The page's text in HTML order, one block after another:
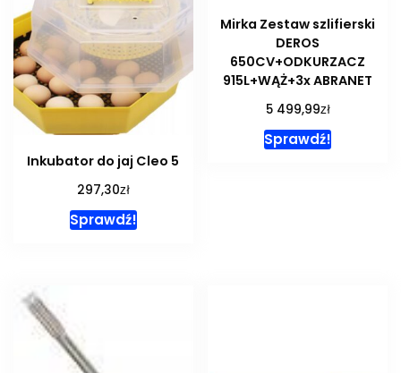
Inkubator do jaj Cleo 5
297,30zł
Sprawdź!
Mirka Zestaw szlifierski
DEROS
650CV+ODKURZACZ
915L+WĄŻ+3x ABRANET
5 499,99zł
Sprawdź!